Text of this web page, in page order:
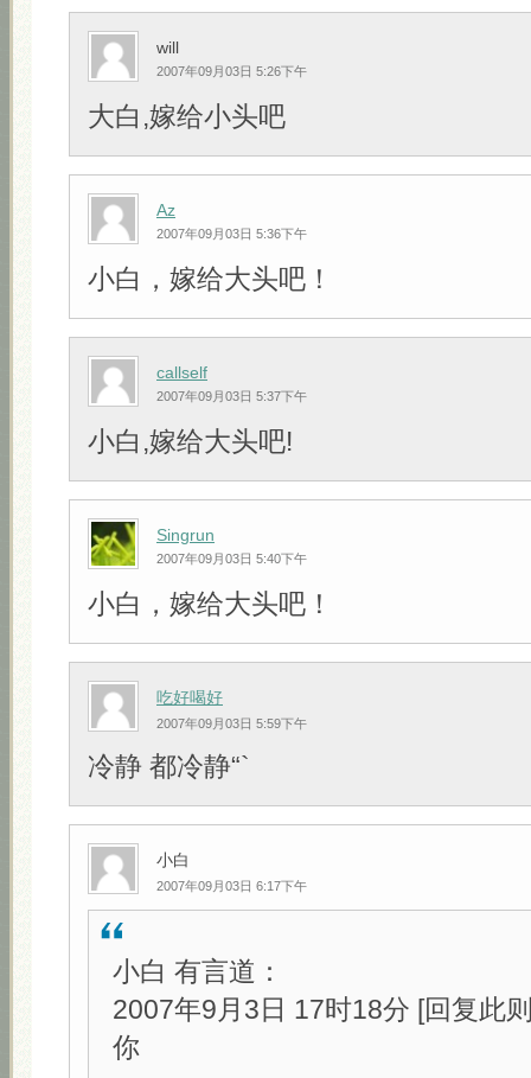
will
2007年09月03日 5:26下午
大白,嫁给小头吧
Az
2007年09月03日 5:36下午
小白，嫁给大头吧！
callself
2007年09月03日 5:37下午
小白,嫁给大头吧!
Singrun
2007年09月03日 5:40下午
小白，嫁给大头吧！
吃好喝好
2007年09月03日 5:59下午
冷静 都冷静“`
小白
2007年09月03日 6:17下午
小白 有言道：
2007年9月3日 17时18分 [回复此
你